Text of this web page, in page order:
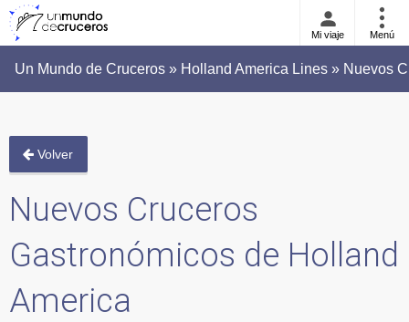
Mi viaje Menú
Un Mundo de Cruceros » Holland America Lines » Nuevos
Volver
Nuevos Cruceros
Gastronómicos de Holland
America